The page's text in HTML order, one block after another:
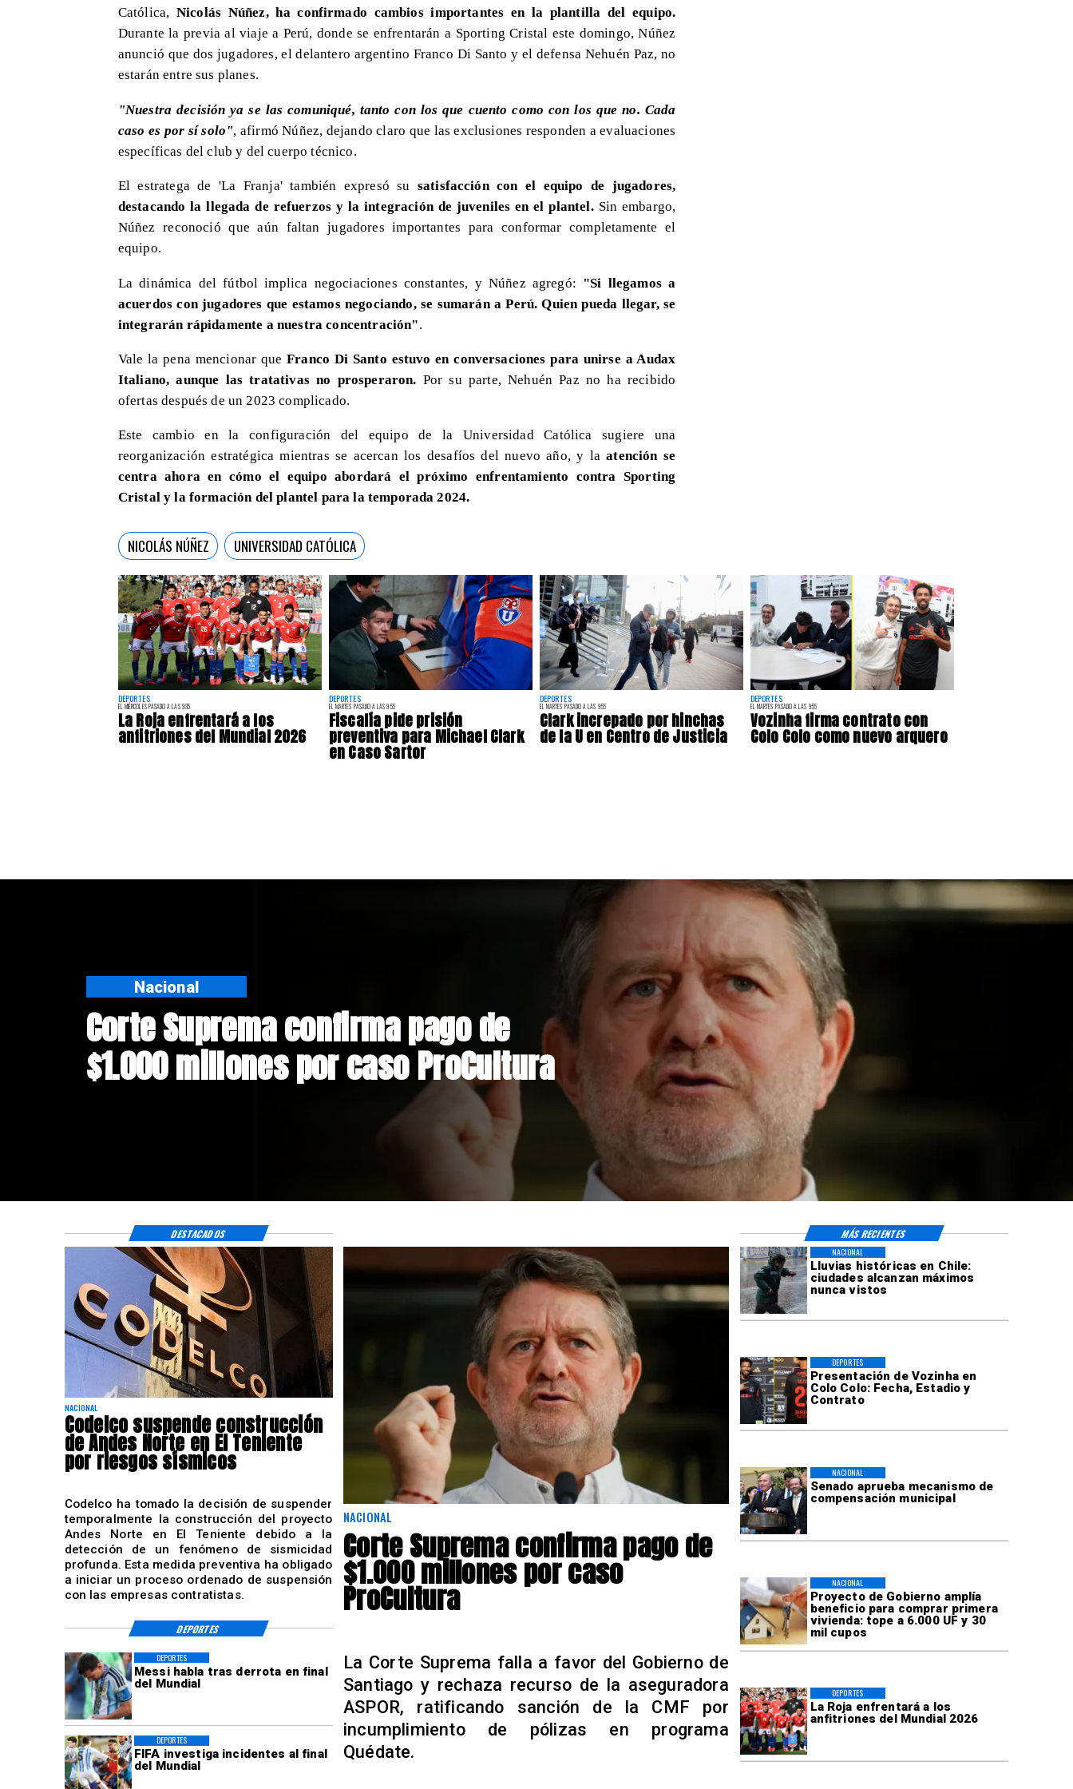
DEPORTES
EL MIÉRCOLES PASADO A LAS 9:35
La Roja enfrentará a los
anfitriones del Mundial 2026
DEPORTES
EL MARTES PASADO A LAS 9:55
Fiscalía pide prisión
preventiva para Michael Clark
en Caso Sartor
DEPORTES
EL MARTES PASADO A LAS 9:55
Clark increpado por hinchas
de la U en Centro de Justicia
DEPORTES
EL MARTES PASADO A LAS 9:55
Vozinha firma contrato con
Colo Colo como nuevo arquero
Católica, Nicolás Núñez, ha confirmado cambios importantes en la plantilla del equipo.
Durante la previa al viaje a Perú, donde se enfrentarán a Sporting Cristal este domingo, Núñez
anunció que dos jugadores, el delantero argentino Franco Di Santo y el defensa Nehuén Paz, no
estarán entre sus planes.
"Nuestra decisión ya se las comuniqué, tanto con los que cuento como con los que no. Cada
caso es por sí solo", afirmó Núñez, dejando claro que las exclusiones responden a evaluaciones
específicas del club y del cuerpo técnico.
El estratega de 'La Franja' también expresó su satisfacción con el equipo de jugadores,
destacando la llegada de refuerzos y la integración de juveniles en el plantel.Sin embargo,
Núñez reconoció que aún faltan jugadores importantes para conformar completamente el
equipo.
La dinámica del fútbol implica negociaciones constantes, y Núñez agregó: "Si llegamos a
acuerdos con jugadores que estamos negociando, se sumarán a Perú. Quien pueda llegar, se
integrarán rápidamente a nuestra concentración".
Vale la pena mencionar que Franco Di Santo estuvo en conversaciones para unirse a Audax
Italiano, aunque las tratativas no prosperaron. Por su parte, Nehuén Paz no ha recibido
ofertas después de un 2023 complicado.
​Este cambio en la configuración del equipo de la Universidad Católica sugiere una
reorganización estratégica mientras se acercan los desafíos del nuevo año, y laatención se
centra ahora en cómo el equipo abordará el próximo enfrentamiento contra Sporting
Cristal y la formación del plantel para la temporada 2024.
NICOLÁS NÚÑEZ UNIVERSIDAD CATÓLICA
Codelco suspende construcción de
Andes Norte en El Teniente por
Nacional
Lluvias históricas en Chile:
ciudades alcanzan máximos
nunca vistos
NACIONAL
Presentación de Vozinha en
Colo Colo: Fecha, Estadio y
Contrato
DEPORTES
Senado aprueba mecanismo de
compensación municipal
NACIONAL
Proyecto de Gobierno amplía
beneficio para comprar primera
vivienda: tope a 6.000 UF y 30
mil cupos
NACIONAL
La Roja enfrentará a los
anfitriones del Mundial 2026
DEPORTES
Messi habla tras derrota en final
del Mundial
DEPORTES
FIFA investiga incidentes al final
del Mundial
DEPORTES
NACIONAL
Codelco suspende construcción
de Andes Norte en El Teniente
por riesgos sísmicos
Codelco ha tomado la decisión de suspender
temporalmente la construcción del proyecto
Andes Norte en El Teniente debido a la
detección de un fenómeno de sismicidad
profunda. Esta medida preventiva ha obligado
a iniciar un proceso ordenado de suspensión
con las empresas contratistas.
NACIONAL
Corte Suprema confirma pago de
$1.000 millones por caso
ProCultura
La Corte Suprema falla a favor del Gobierno de
Santiago y rechaza recurso de la aseguradora
ASPOR, ratificando sanción de la CMF por
incumplimiento de pólizas en programa
Quédate.
DESTACADOS MÁS RECIENTES
DEPORTES